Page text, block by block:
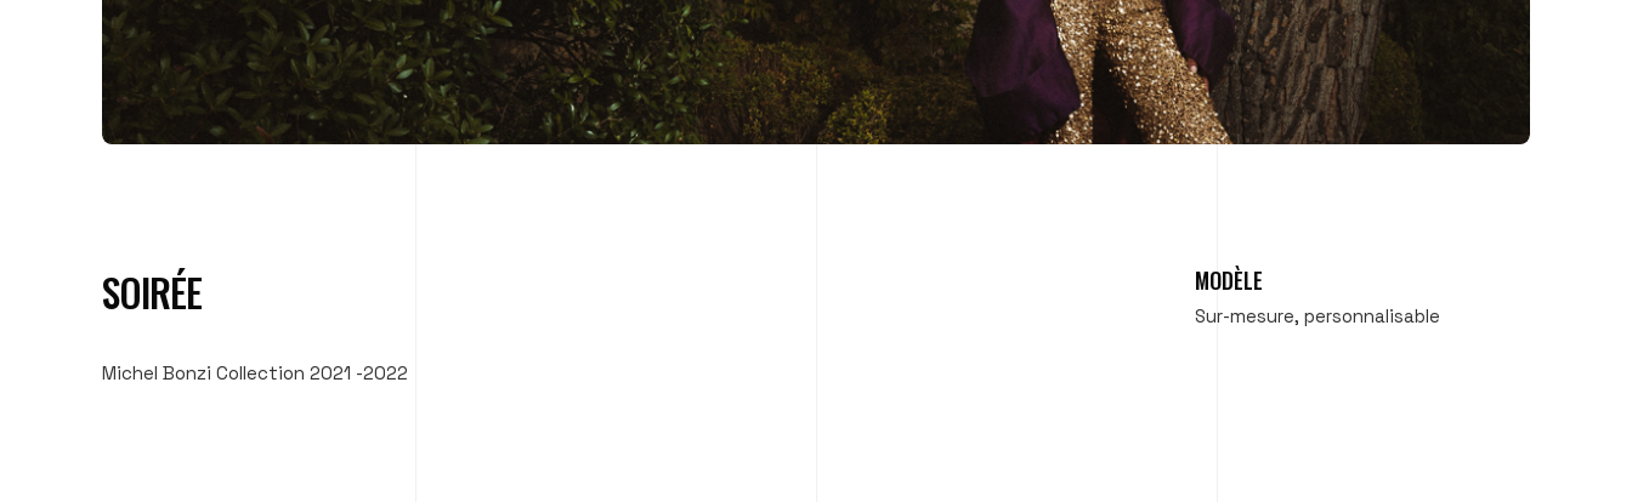
SOIRÉE
Michel Bonzi Collection 2021 -2022
MODÈLE
Sur-mesure, personnalisable